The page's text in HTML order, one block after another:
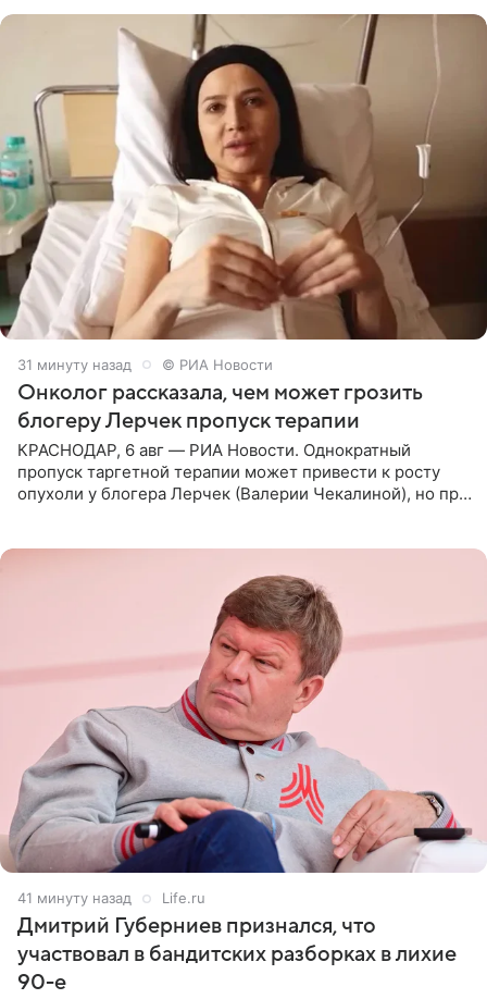
31 минуту назад © РИА Новости
Онколог рассказала, чем может грозить
блогеру Лерчек пропуск терапии
КРАСНОДАР, 6 авг — РИА Новости. Однократный
пропуск таргетной терапии может привести к росту
опухоли у блогера Лерчек (Валерии Чекалиной), но при
41 минуту назад Life.ru
Дмитрий Губерниев признался, что
участвовал в бандитских разборках в лихие
90-е